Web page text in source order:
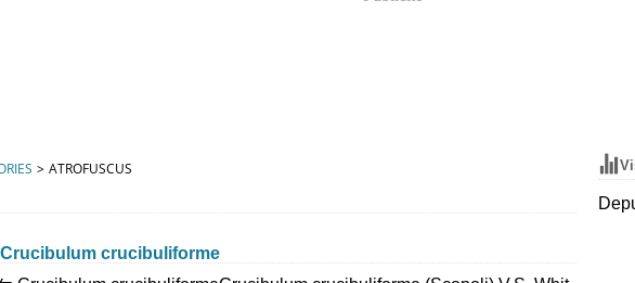
> ATROFUSCUS
Crucibulum crucibuliforme